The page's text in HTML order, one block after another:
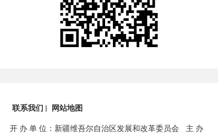
联系我们 | 网站地图
开 办 单 位：新疆维吾尔自治区发展和改革委员会
主 办